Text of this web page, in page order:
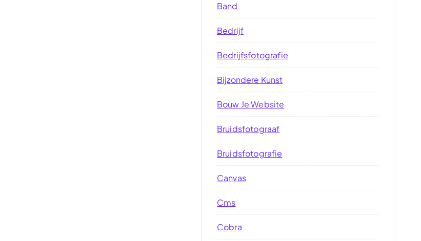
Band
Bedrijf
Bedrijfsfotografie
Bijzondere Kunst
Bouw Je Website
Bruidsfotograaf
Bruidsfotografie
Canvas
Cms
Cobra